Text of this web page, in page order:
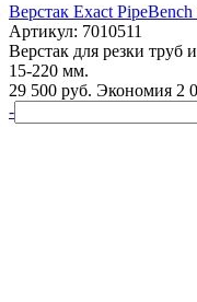
Верстак Exact PipeBench
Артикул: 7010511
Верстак для резки труб
15-220 мм.
29 500 руб. Экономия 2
-